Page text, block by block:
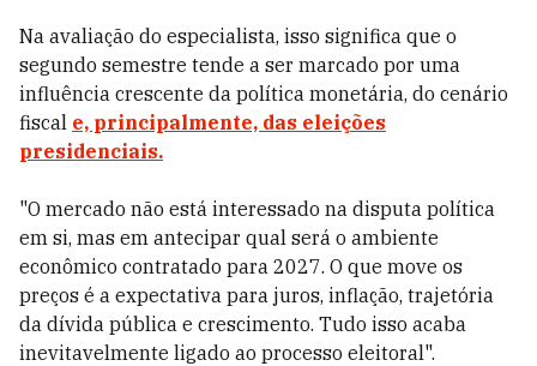
Na avaliação do especialista, isso significa que o
segundo semestre tende a ser marcado por uma
influência crescente da política monetária, do cenário
fiscal e, principalmente, das eleições
presidenciais.
"O mercado não está interessado na disputa política
em si, mas em antecipar qual será o ambiente
econômico contratado para 2027. O que move os
preços é a expectativa para juros, inflação, trajetória
da dívida pública e crescimento. Tudo isso acaba
inevitavelmente ligado ao processo eleitoral".